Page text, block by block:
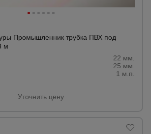
Промышленник трубка ПВХ под
м
22 мм.
25 мм.
1 м.п.
Уточнить цену
комплекты